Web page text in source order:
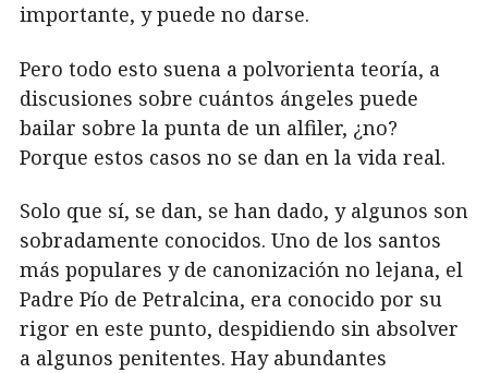
importante, y puede no darse.
Pero todo esto suena a polvorienta teoría, a
discusiones sobre cuántos ángeles puede
bailar sobre la punta de un alfiler, ¿no?
Porque estos casos no se dan en la vida real.
Solo que sí, se dan, se han dado, y algunos son
sobradamente conocidos. Uno de los santos
más populares y de canonización no lejana, el
Padre Pío de Petralcina, era conocido por su
rigor en este punto, despidiendo sin absolver
a algunos penitentes. Hay abundantes